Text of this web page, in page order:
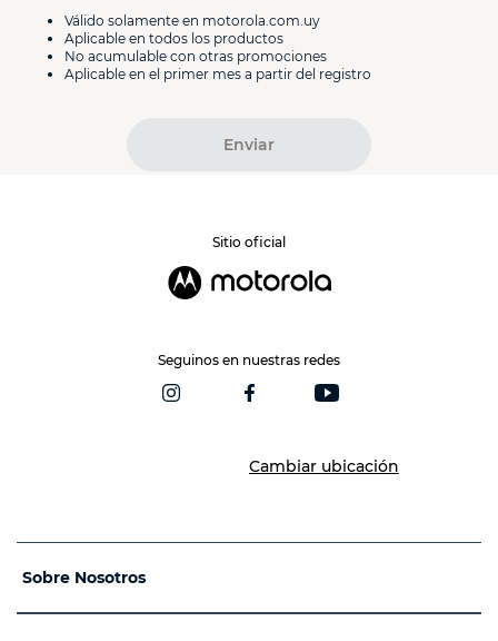
Enviar
Válido solamente en motorola.com.uy
Aplicable en todos los productos
No acumulable con otras promociones
Aplicable en el primer mes a partir del registro
Sitio oficial
Seguinos en nuestras redes
Cambiar ubicación
Sobre Nosotros